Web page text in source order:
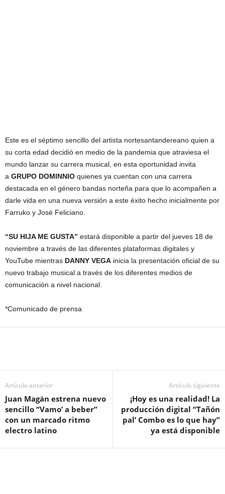
Este es el séptimo sencillo del artista nortesantandereano quien a
su corta edad decidió en medio de la pandemia que atraviesa el
mundo lanzar su carrera musical, en esta oportunidad invita
a GRUPO DOMINNIO quienes ya cuentan con una carrera
destacada en el género bandas norteña para que lo acompañen a
darle vida en una nueva versión a este éxito hecho inicialmente por
Farruko y José Feliciano.
“SU HIJA ME GUSTA” estará disponible a partir del jueves 18 de
noviembre a través de las diferentes plataformas digitales y
YouTube mientras DANNY VEGA inicia la presentación oficial de su
nuevo trabajo musical a través de los diferentes medios de
comunicación a nivel nacional.
*Comunicado de prensa
Artículo anterior
Juan Magán estrena nuevo
sencillo “Vamo’ a beber”
con un marcado ritmo
electro latino
Artículo siguiente
¡Hoy es una realidad! La
producción digital “Tañón
pal’ Combo es lo que hay”
ya está disponible